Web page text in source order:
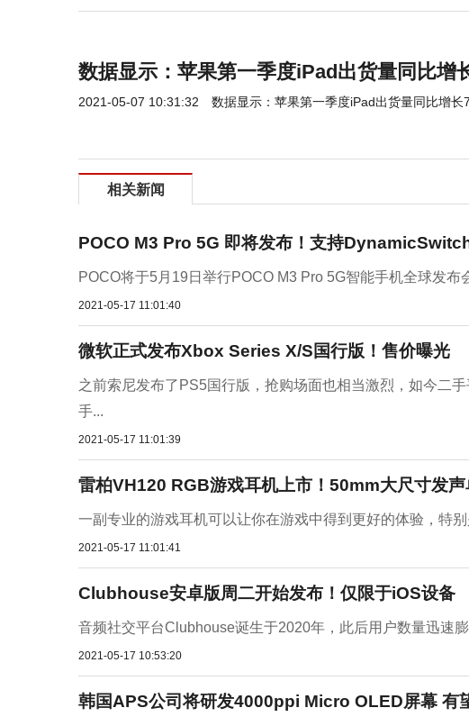
数据显示：苹果第一季度iPad出货量同比增
2021-05-07 10:31:32 数据显示：苹果第一季度iPad出货量同比增长
相关新闻
POCO M3 Pro 5G 即将发布！支持
POCO将于5月19日举行POCO M3 Pro 5G智能手机全球发
2021-05-17 11:01:40
微软正式发布Xbox Series X/S国行版！售价曝光
之前索尼发布了PS5国行版，抢购场面也相当激烈，如今二
手...
2021-05-17 11:01:39
雷柏VH120 RGB游戏耳机上市！50mm大尺寸发声
一副专业的游戏耳机可以让你在游戏中得到更好的体验，特
2021-05-17 11:01:41
Clubhouse安卓版周二开始发布！仅限于iOS设备
音频社交平台Clubhouse诞生于2020年，此后用户数量迅速
2021-05-17 10:53:20
韩国APS公司将研发4000ppi Micro OLED屏幕 有